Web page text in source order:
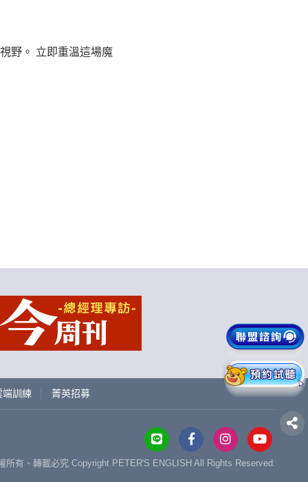
野。 立即重溫這場魔
端訓練 菁英招募
所有、轉載必究 Copyright PETER'S ENGLISH All Rights Reserved.